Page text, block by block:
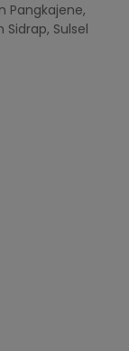
Pangkajene,
Sulsel